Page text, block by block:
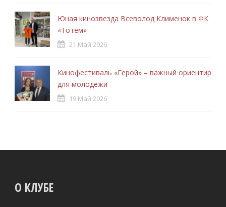
Юная кинозвезда Всеволод Клименок в ФК
«Тотем»
21 Май 2026
Кинофестиваль «Герой» – важный ориентир
для молодежи
19 Май 2026
О КЛУБЕ